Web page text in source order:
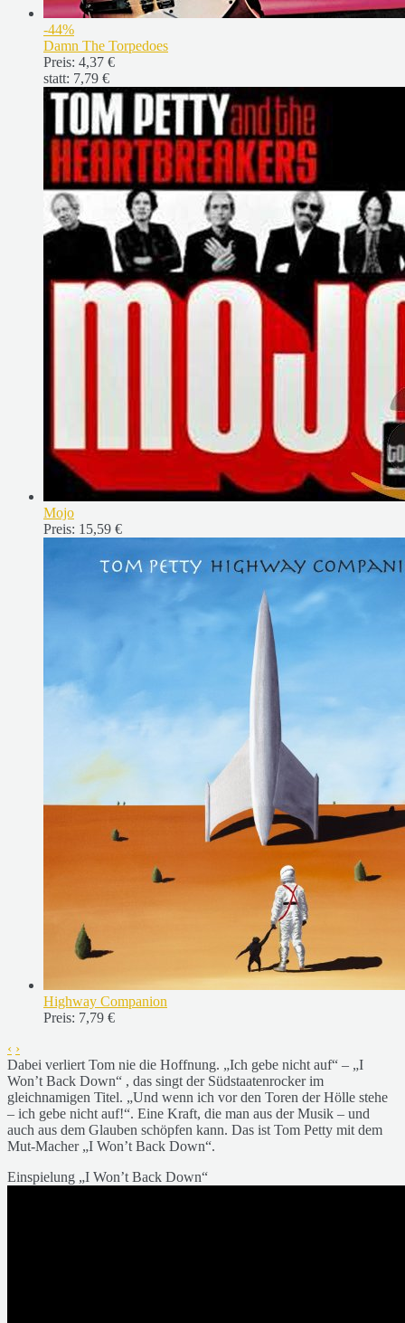
-44%
Damn The Torpedoes
Preis: 4,37 €
statt: 7,79 €
Mojo
Preis: 15,59 €
Highway Companion
Preis: 7,79 €
‹ ›
Dabei verliert Tom nie die Hoffnung. „Ich gebe nicht auf“ – „I
Won’t Back Down“ , das singt der Südstaatenrocker im
gleichnamigen Titel. „Und wenn ich vor den Toren der Hölle stehe
– ich gebe nicht auf!“. Eine Kraft, die man aus der Musik – und
auch aus dem Glauben schöpfen kann. Das ist Tom Petty mit dem
Mut-Macher „I Won’t Back Down“.
Einspielung „I Won’t Back Down“